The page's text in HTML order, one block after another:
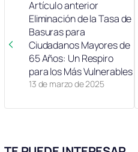
Artículo anterior
13 de marzo de 2025
Eliminación de la Tasa de
Basuras para
Ciudadanos Mayores de
65 Años: Un Respiro
para los Más Vulnerables